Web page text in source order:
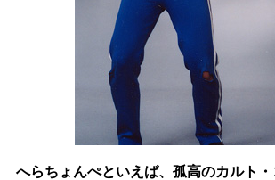
へらちょんぺといえば、孤高のカルト